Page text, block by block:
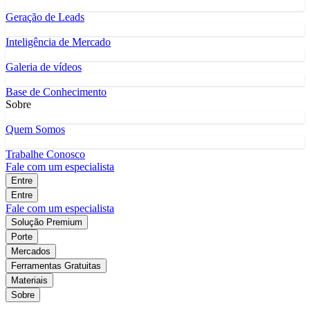
Geração de Leads
Inteligência de Mercado
Galeria de vídeos
Base de Conhecimento
Sobre
Quem Somos
Trabalhe Conosco
Fale com um especialista
Entre
Entre
Fale com um especialista
Solução Premium
Porte
Mercados
Ferramentas Gratuitas
Materiais
Sobre